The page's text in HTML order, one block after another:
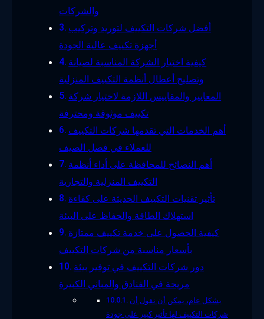
والشركات
أفضل شركات التكييف لتوريد وتركيب
أجهزة تكييف عالية الجودة
كيفية اختيار الشركة المناسبة لصيانة
وتصليح أعطال أنظمة التكييف المنزلية
المعايير والمقاييس اللازمة لاختيار شركة
تكييف موثوقة ومحترفة
أهم الخدمات التي تقدمها شركات التكييف
للعملاء في فصل الصيف
أهم النصائح للمحافظة على أداء أنظمة
التكييف المنزلية والتجارية
تأثير تقنيات التكييف الحديثة على كفاءة
استهلاك الطاقة والحفاظ على البيئة
كيفية الحصول على خدمة تكييف ممتازة
بأسعار مناسبة من شركات التكييف
دور شركات التكييف في توفير بيئة
مريحة في الفنادق والمباني الكبيرة
بشكل عام، يمكن أن نقول أن
شركات التكييف لها تأثير كبير على جودة